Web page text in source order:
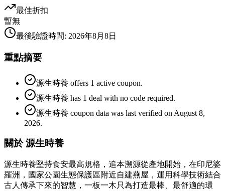
最佳折扣
暫無
最後驗證時間: 2026年8月8日
重點摘要
源生時養 offers 1 active coupon.
源生時養 has 1 deal with no code required.
源生時養 coupon data was last verified on August 8,
2026.
關於 源生時養
源生時養堅持食安最高規格，追本溯源從產地開始，在印尼婆
羅洲，國家公園生態保護區附近自建燕屋，運用科學技術結合
古人傳承下來的智慧，一板一木只為打造最棒、最舒適的環